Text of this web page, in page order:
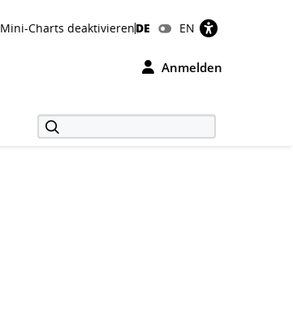
Mini-Charts deaktivierenDE EN
Anmelden